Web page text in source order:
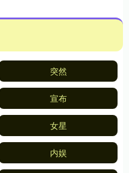
突然
宣布
女星
内娱